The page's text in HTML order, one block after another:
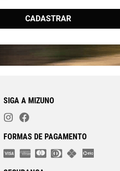
CADASTRAR
SIGA A MIZUNO
FORMAS DE PAGAMENTO